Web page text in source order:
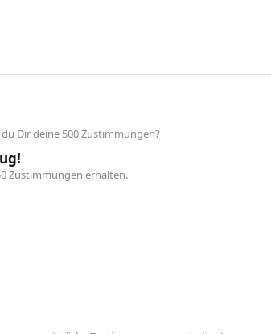
Dir deine 500 Zustimmungen?
Zustimmungen erhalten.